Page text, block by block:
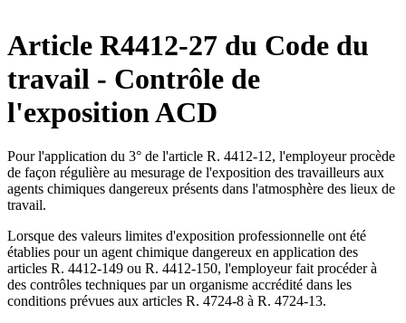
Article R4412-27 du Code du
travail - Contrôle de
l'exposition ACD
Pour l'application du 3° de l'article R. 4412-12, l'employeur procède
de façon régulière au mesurage de l'exposition des travailleurs aux
agents chimiques dangereux présents dans l'atmosphère des lieux de
travail.
Lorsque des valeurs limites d'exposition professionnelle ont été
établies pour un agent chimique dangereux en application des
articles R. 4412-149 ou R. 4412-150, l'employeur fait procéder à
des contrôles techniques par un organisme accrédité dans les
conditions prévues aux articles R. 4724-8 à R. 4724-13.